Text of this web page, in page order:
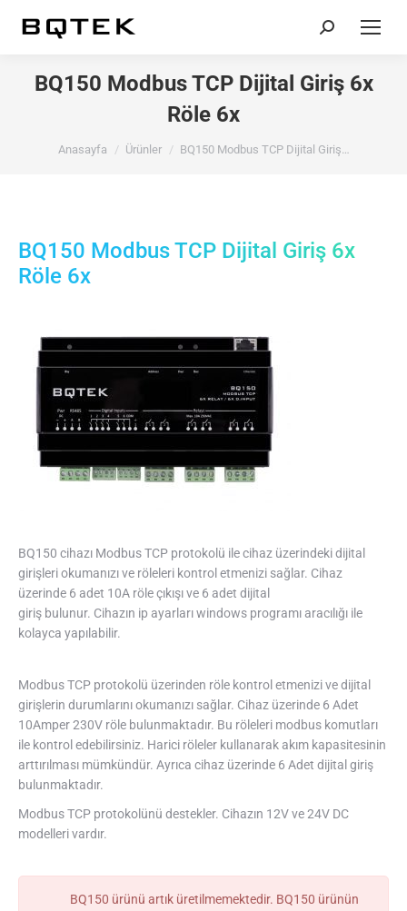
Search:
BQ150 Modbus TCP Dijital Giriş 6x
Röle 6x
Anasayfa Ürünler BQ150 Modbus TCP Dijital Giriş…
BQ150 Modbus TCP Dijital Giriş 6x
Röle 6x
BQ150 cihazı Modbus TCP protokolü ile cihaz üzerindeki dijital
girişleri okumanızı ve röleleri kontrol etmenizi sağlar. Cihaz
üzerinde 6 adet 10A röle çıkışı ve 6 adet dijital
giriş bulunur. Cihazın ip ayarları windows programı aracılığı ile
kolayca yapılabilir.
Modbus TCP protokolü üzerinden röle kontrol etmenizi ve dijital
girişlerin durumlarını okumanızı sağlar. Cihaz üzerinde 6 Adet
10Amper 230V röle bulunmaktadır. Bu röleleri modbus komutları
ile kontrol edebilirsiniz. Harici röleler kullanarak akım kapasitesinin
arttırılması mümkündür. Ayrıca cihaz üzerinde 6 Adet dijital giriş
bulunmaktadır.
Modbus TCP protokolünü destekler. Cihazın 12V ve 24V DC
modelleri vardır.
BQ150 ürünü artık üretilmemektedir. BQ150 ürünün